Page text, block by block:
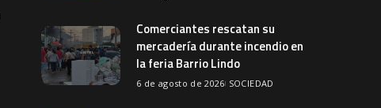
Comerciantes rescatan su
mercadería durante incendio en
la feria Barrio Lindo
6 de agosto de 2026 SOCIEDAD